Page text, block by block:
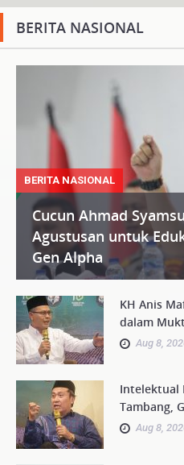
BERITA NASIONAL
BERITA NASIONAL
Cucun Ahmad
Agustusan untuk
Gen Alpha
KH Anis
dalam
Aug 8,
Intelektual
Tambang,
Aug 8,